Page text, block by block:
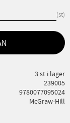
st
3 st i lager
239005
9780077095024
McGraw-Hill